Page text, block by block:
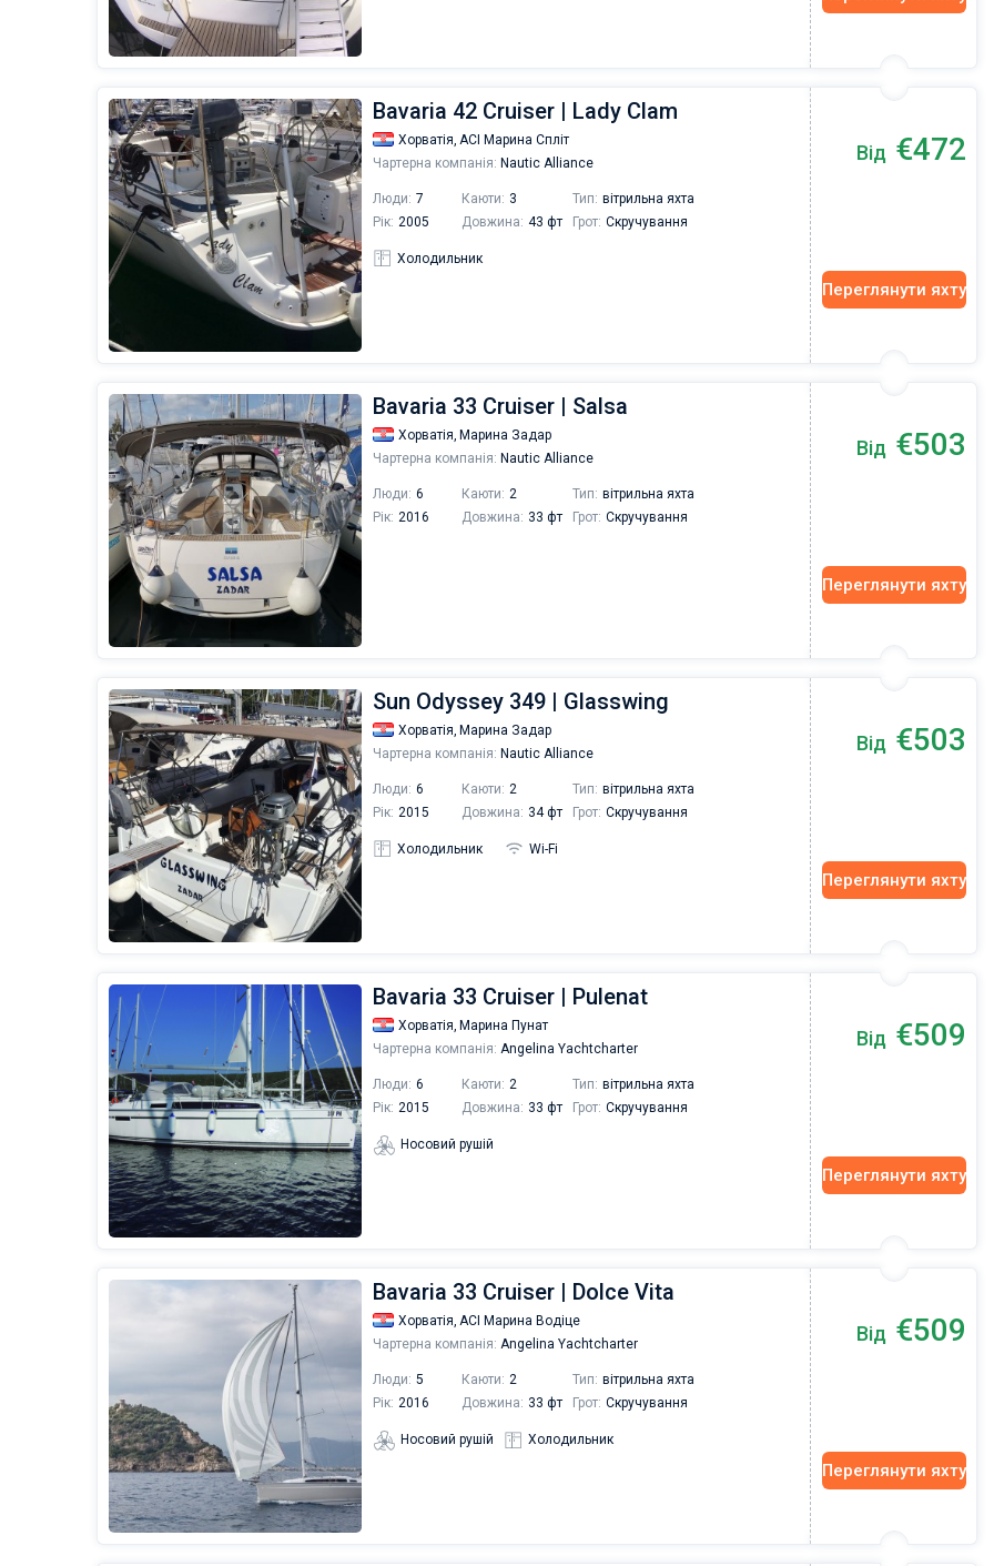
Bavaria 42 Cruiser | Lady Clam
Хорватія, ACI Марина Спліт
Чартерна компанія: Nautic Alliance
Люди: 7 Каюти: 3 Тип: вітрильна яхта
Рік: 2005 Довжина: 43 фт Грот: Скручування
Холодильник
Від €472
Переглянути яхту
Bavaria 33 Cruiser | Salsa
Хорватія, Марина Задар
Чартерна компанія: Nautic Alliance
Люди: 6 Каюти: 2 Тип: вітрильна яхта
Рік: 2016 Довжина: 33 фт Грот: Скручування
Від €503
Переглянути яхту
Sun Odyssey 349 | Glasswing
Хорватія, Марина Задар
Чартерна компанія: Nautic Alliance
Люди: 6 Каюти: 2 Тип: вітрильна яхта
Рік: 2015 Довжина: 34 фт Грот: Скручування
Холодильник Wi-Fi
Від €503
Переглянути яхту
Bavaria 33 Cruiser | Pulenat
Хорватія, Марина Пунат
Чартерна компанія: Angelina Yachtcharter
Люди: 6 Каюти: 2 Тип: вітрильна яхта
Рік: 2015 Довжина: 33 фт Грот: Скручування
Носовий рушій
Від €509
Переглянути яхту
Bavaria 33 Cruiser | Dolce Vita
Хорватія, ACI Марина Водіце
Чартерна компанія: Angelina Yachtcharter
Люди: 5 Каюти: 2 Тип: вітрильна яхта
Рік: 2016 Довжина: 33 фт Грот: Скручування
Носовий рушій Холодильник
Від €509
Переглянути яхту
Excellent trip to Croatia! The trip was organized
an excellent level since the very beginning - from
the yacht search to the trip itself. The team was
fast and responsive. Highly recommended to
everyone who wants to hang out with family on a
beautiful yacht or catamaran!